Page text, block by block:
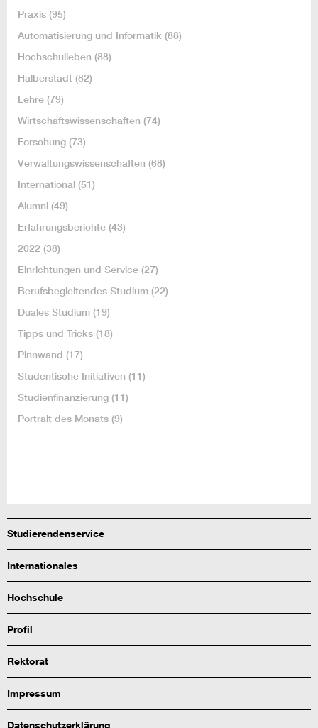
Praxis (95)
Automatisierung und Informatik (88)
Hochschulleben (88)
Halberstadt (82)
Lehre (79)
Wirtschaftswissenschaften (74)
Forschung (73)
Verwaltungswissenschaften (68)
International (51)
Alumni (49)
Erfahrungsberichte (43)
2022 (38)
Einrichtungen und Service (27)
Berufsbegleitendes Studium (22)
Duales Studium (19)
Tipps und Tricks (18)
Pinnwand (17)
Studentische Initiativen (11)
Studienfinanzierung (11)
Portrait des Monats (9)
Studierendenservice
Internationales
Hochschule
Profil
Rektorat
Impressum
Datenschutzerklärung